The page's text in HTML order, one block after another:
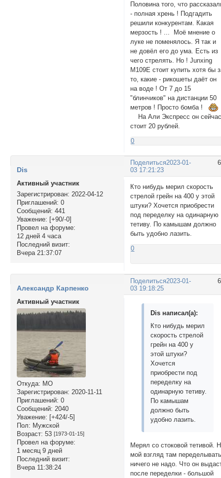
Половина того, что
- полная хрень ! Подгадить
решили конкурентам. Какая
мерзость ! ... Моё мнение о
луке не поменялось. Я так и
не довёл его до ума. Есть из
чего стрелять. Но ! Junxing
M109E стоит купить хотя бы
то, какие - рикошеты даёт он
на воде ! От 7 до 15
"блинчиков" на дистанции 50
метров ! Просто бомба !
На Али Экспресс он
стоит 20 рублей.
0
Поделиться2023-01-
03 17:21:23
Dis
Активный участник
Зарегистрирован: 2022-04-12
Приглашений: 0
Сообщений: 441
Уважение: [+90/-0]
Провел на форуме:
12 дней 4 часа
Последний визит:
Вчера 21:37:07
Кто нибудь мерил скорость
стрелой грейн на 400 у этой
штуки? Хочется приобрести
под переделку на одинарную
тетиву. По камышам должно
быть удобно лазить.
0
Поделиться2023-01-
03 19:18:25
Александр Карпенко
Активный участник
Откуда: МО
Зарегистрирован: 2020-11-11
Приглашений: 0
Сообщений: 2040
Уважение: [+424/-5]
Пол: Мужской
Возраст: 53 [1973-01-15]
Провел на форуме:
1 месяц 9 дней
Последний визит:
Вчера 11:38:24
Dis написал(а):
Кто нибудь мерил
скорость стрелой
грейн на 400 у
этой штуки?
Хочется
приобрести под
переделку на
одинарную тетиву.
По камышам
должно быть
удобно лазить.
Мерял со стоковой тетивой.
мой взгляд там
ничего не надо. Что он
после переделки - большой